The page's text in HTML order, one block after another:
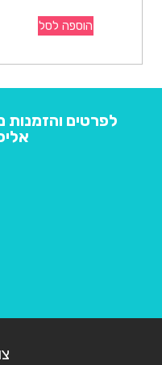
הוספה לסל
לפרטים והזמנות